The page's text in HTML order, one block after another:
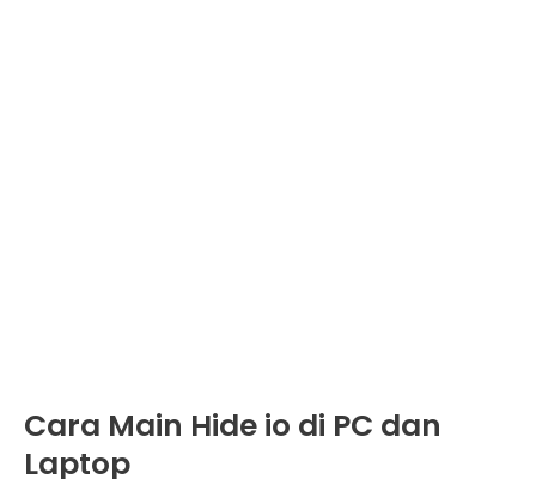
Cara Main Hide io di PC dan
Laptop